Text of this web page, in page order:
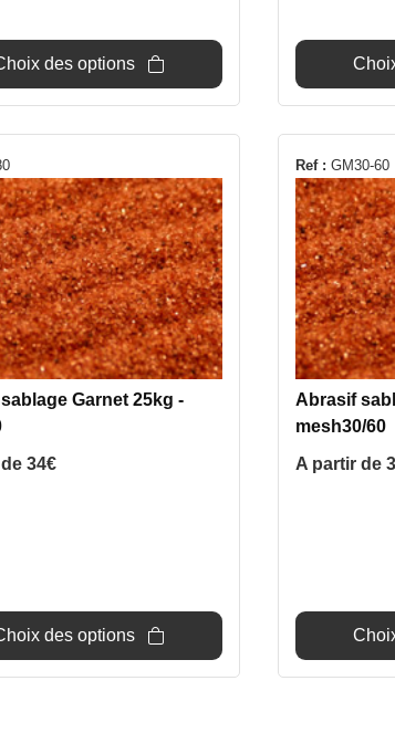
des options
Garnet 25kg -
de34€
des options
Ref : GM30-60
Abrasif
mesh30/60
A partir de
Ce
produit
a
plusieurs
variations.
Les
options
peuvent
être
choisies
sur
la